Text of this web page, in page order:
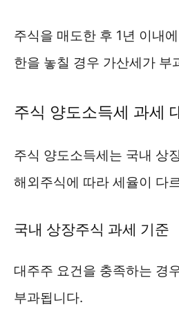
주식을 매도한 후 1년 이내
한을 놓칠 경우 가산세가 부
주식 양도소득세 과세
주식 양도소득세는 국내 상
해외주식에 따라 세율이 다
국내 상장주식 과세 기준
대주주 요건을 충족하는 경
부과됩니다.